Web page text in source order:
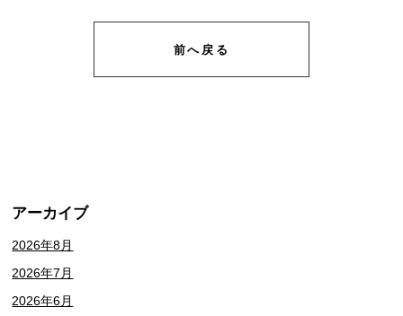
前へ戻る
アーカイブ
2026年8月
2026年7月
2026年6月